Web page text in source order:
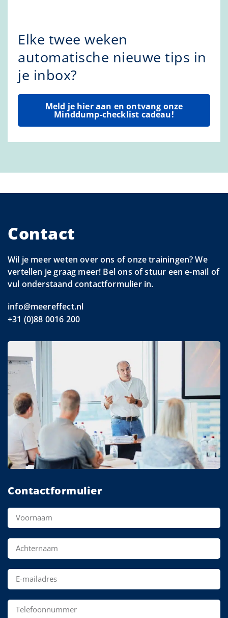
Elke twee weken
automatische nieuwe tips in
je inbox?
Meld je hier aan en ontvang onze
Minddump-checklist cadeau!
Contact
Wil je meer weten over ons of onze trainingen? We
vertellen je graag meer! Bel ons of stuur een e-mail of
vul onderstaand contactformulier in.
info@meereffect.nl
+31 (0)88 0016 200
Contactformulier